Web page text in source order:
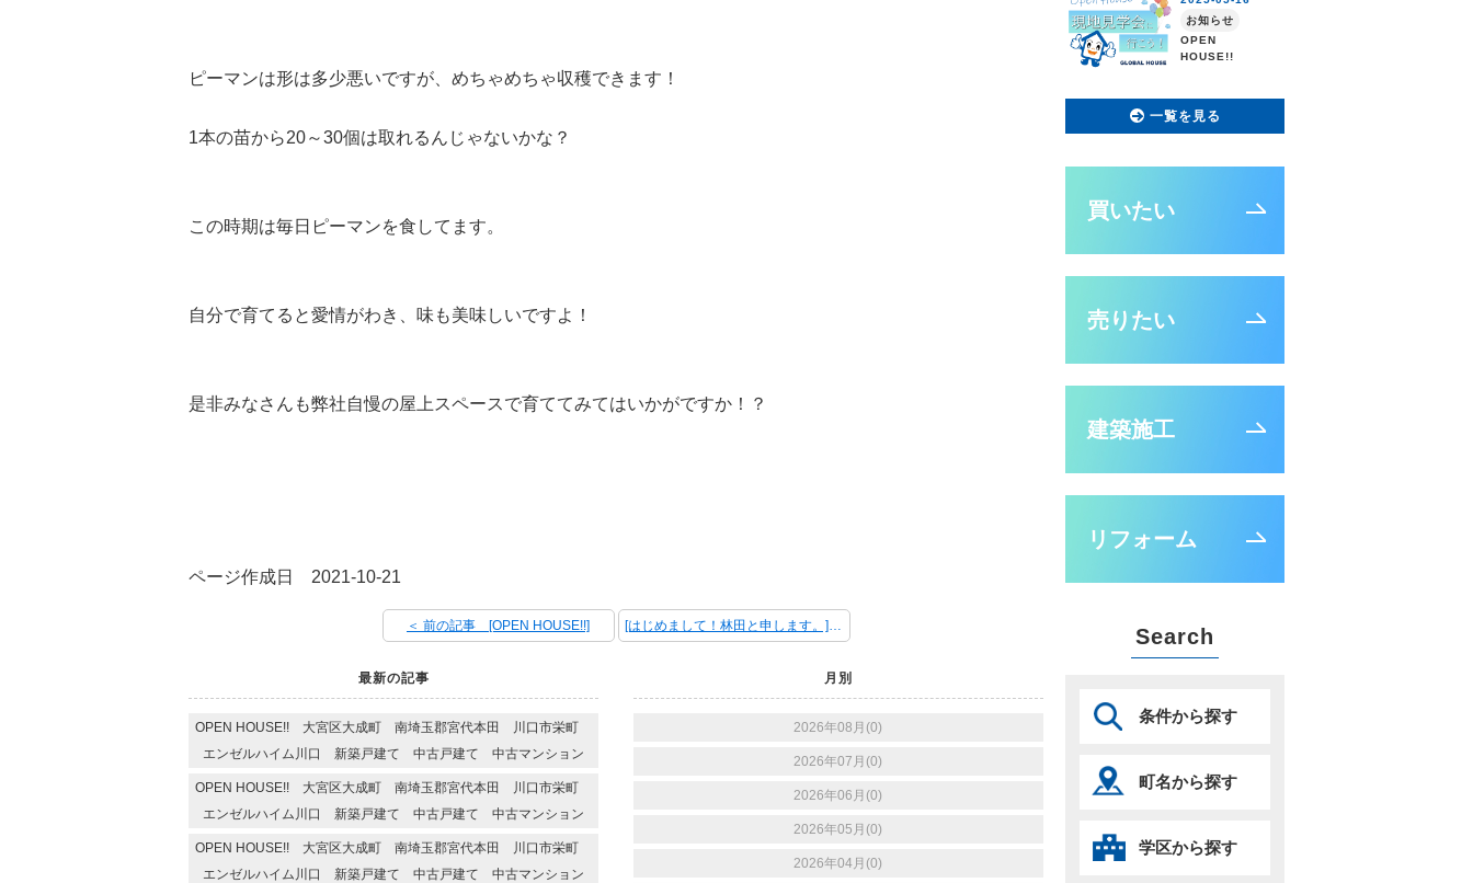
ピーマンは形は多少悪いですが、めちゃめちゃ収穫できます！
1本の苗から20～30個は取れるんじゃないかな？
この時期は毎日ピーマンを食してます。
自分で育てると愛情がわき、味も美味しいですよ！
是非みなさんも弊社自慢の屋上スペースで育ててみてはいかがですか！？
ページ作成日 2021-10-21
＜ 前の記事 [OPEN HOUSE!!] [はじめまして！林田と申します。] 次の記事 ＞
最新の記事
OPEN HOUSE!! 大宮区大成町 南埼玉郡宮代本田 川口市栄町
エンゼルハイム川口 新築戸建て 中古戸建て 中古マンション
OPEN HOUSE!! 大宮区大成町 南埼玉郡宮代本田 川口市栄町
エンゼルハイム川口 新築戸建て 中古戸建て 中古マンション
OPEN HOUSE!! 大宮区大成町 南埼玉郡宮代本田 川口市栄町
エンゼルハイム川口 新築戸建て 中古戸建て 中古マンション
月別
2026年08月(0)
2026年07月(0)
2026年06月(0)
2026年05月(0)
2026年04月(0)
一覧を見る
買いたい
売りたい
建築施工
リフォーム
Search
条件から探す
町名から探す
学区から探す